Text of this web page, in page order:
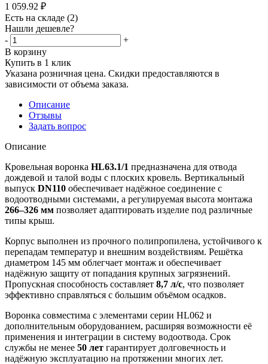
1 059.92 ₽
Есть на складе (2)
Нашли дешевле?
-
+
В корзину
Купить в 1 клик
Указана розничная цена. Скидки предоставляются в
зависимости от объема заказа.
Описание
Отзывы
Задать вопрос
Описание
Кровельная воронка HL63.1/1 предназначена для отвода
дождевой и талой воды с плоских кровель. Вертикальный
выпуск DN110 обеспечивает надёжное соединение с
водоотводными системами, а регулируемая высота монтажа
266–326 мм позволяет адаптировать изделие под различные
типы крыш.
Корпус выполнен из прочного полипропилена, устойчивого к
перепадам температур и внешним воздействиям. Решётка
диаметром 145 мм облегчает монтаж и обеспечивает
надёжную защиту от попадания крупных загрязнений.
Пропускная способность составляет 8,7 л/с, что позволяет
эффективно справляться с большим объёмом осадков.
Воронка совместима с элементами серии HL062 и
дополнительным оборудованием, расширяя возможности её
применения и интеграции в систему водоотвода. Срок
службы не менее 50 лет гарантирует долговечность и
надёжную эксплуатацию на протяжении многих лет.